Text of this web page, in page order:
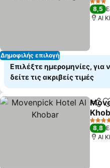
Δημοφιλής επιλογή
3
8,5
Al
Επιλέξτε ημερομηνίες, για
δείτε τις ακριβείς τιμές
5
8,8
Al